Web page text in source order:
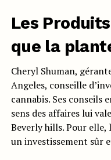
Les
que la
Cheryl Shuman,
Angeles, conseille
cannabis. Ses
sens des affaires lui
Beverly hills. Pour
un investissement sûr